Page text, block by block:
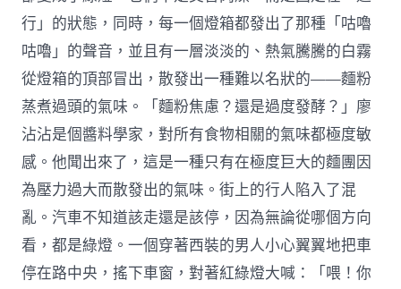
行」的狀態，同時，每一個燈箱都發出了那種「咕嚕
咕嚕」的聲音，並且有一層淡淡的、熱氣騰騰的白霧
從燈箱的頂部冒出，散發出一種難以名狀的——麵粉
蒸煮過頭的氣味。「麵粉焦慮？還是過度發酵？」廖
沾沾是個醬料學家，對所有食物相關的氣味都極度敏
感。他聞出來了，這是一種只有在極度巨大的麵團因
為壓力過大而散發出的氣味。街上的行人陷入了混
亂。汽車不知道該走還是該停，因為無論從哪個方向
看，都是綠燈。一個穿著西裝的男人小心翼翼地把車
停在路中央，搖下車窗，對著紅綠燈大喊：「喂！你